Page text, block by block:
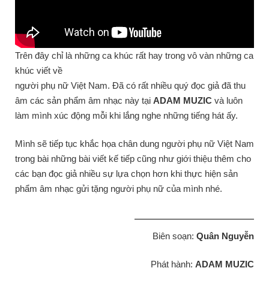
Trên đây chỉ là những ca khúc rất hay trong vô vàn những ca
khúc viết về
người phụ nữ Việt Nam. Đã có rất nhiều quý đọc giả đã thu
âm các sản phẩm âm nhạc này tại ADAM MUZIC và luôn
làm mình xúc động mỗi khi lắng nghe những tiếng hát ấy.
Mình sẽ tiếp tục khắc họa chân dung người phụ nữ Việt Nam
trong bài những bài viết kế tiếp cũng như giới thiệu thêm cho
các bạn đọc giả nhiều sự lựa chọn hơn khi thực hiện sản
phẩm âm nhạc gửi tặng người phụ nữ của mình nhé.
Biên soạn: Quân Nguyễn
Phát hành: ADAM MUZIC